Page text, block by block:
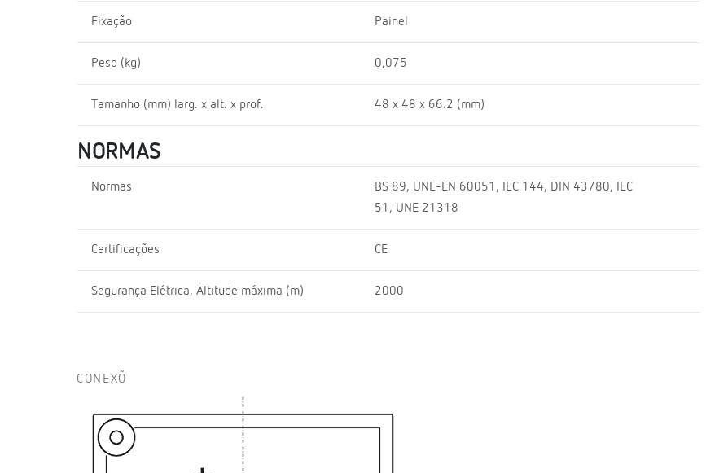
Fixação Painel
Peso (kg) 0,075
Tamanho (mm) larg. x alt. x prof. 48 x 48 x 66.2 (mm)
NORMAS
Normas
BS 89, UNE-EN 60051, IEC 144, DIN 43780, IEC
51, UNE 21318
Certificações CE
Segurança Elétrica, Altitude máxima (m) 2000
CONEXÕ